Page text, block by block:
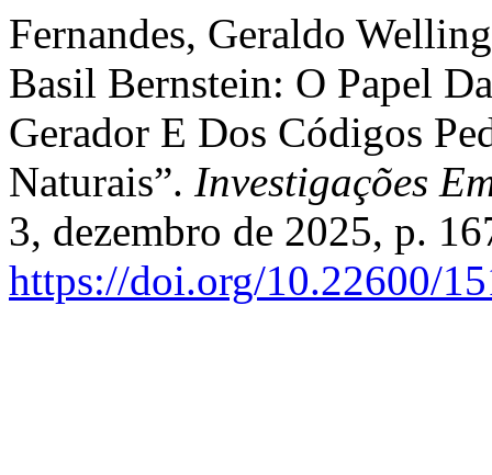
Fernandes, Geraldo
Basil Bernstein: O Papel
Gerador E Dos Códigos
Naturais”. Investigações
3, dezembro de 2025, p.
https://doi.org/10.22600/